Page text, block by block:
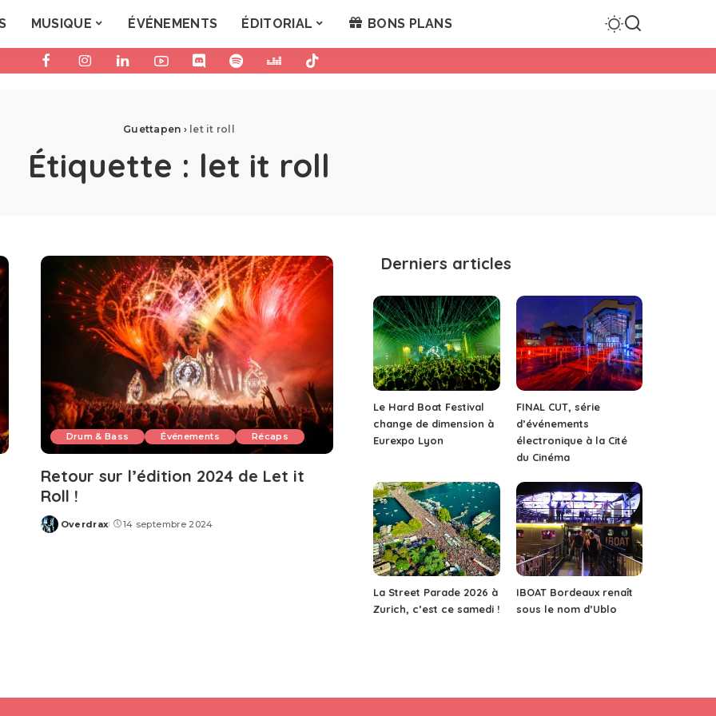
MUSIQUE ÉVÉNEMENTS ÉDITORIAL BONS PLANS
Guettapen › let it roll
Étiquette : let it roll
Drum & Bass Événements Récaps
Retour sur l’édition 2024 de Let it
Roll !
Posted
Overdrax 14 septembre 2024
Derniers articles
Le Hard Boat Festival
change de dimension à
Eurexpo Lyon
FINAL CUT, série
d’événements
électronique à la Cité
du Cinéma
La Street Parade 2026 à
Zurich, c’est ce samedi !
IBOAT Bordeaux renaît
sous le nom d’Ublo